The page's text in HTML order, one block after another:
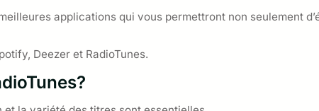
applications qui vous permettront non seulement
Deezer et RadioTunes.